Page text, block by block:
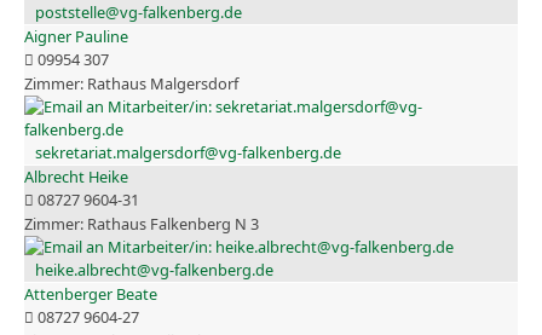
poststelle@vg-falkenberg.de
Aigner Pauline
09954 307
Rathaus Malgersdorf
sekretariat.malgersdorf@vg-falkenberg.de
Albrecht Heike
08727 9604-31
Rathaus Falkenberg N 3
heike.albrecht@vg-falkenberg.de
Attenberger Beate
08727 9604-27